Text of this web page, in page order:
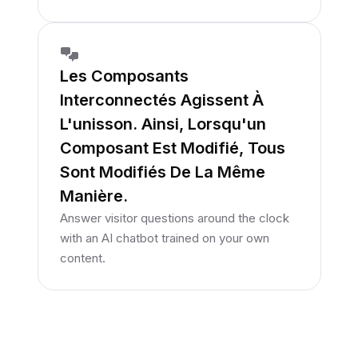
Les Composants
Interconnectés Agissent À
L'unisson. Ainsi, Lorsqu'un
Composant Est Modifié, Tous
Sont Modifiés De La Même
Manière.
Answer visitor questions around the clock
with an AI chatbot trained on your own
content.